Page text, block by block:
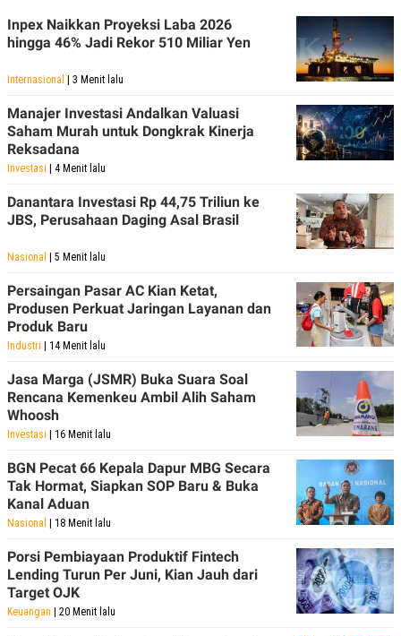
E
D
.
D
OF
USE
PEDOMAN
SIBER
POLICY
Inpex Naikkan Proyeksi Laba 2026
hingga 46% Jadi Rekor 510 Miliar Yen
Internasional | 3 Menit lalu
Manajer Investasi Andalkan Valuasi
Saham Murah untuk Dongkrak Kinerja
Reksadana
Investasi | 4 Menit lalu
Danantara Investasi Rp 44,75 Triliun ke
JBS, Perusahaan Daging Asal Brasil
Nasional | 5 Menit lalu
Persaingan Pasar AC Kian Ketat,
Produsen Perkuat Jaringan Layanan dan
Produk Baru
Industri | 14 Menit lalu
Jasa Marga (JSMR) Buka Suara Soal
Rencana Kemenkeu Ambil Alih Saham
Whoosh
Investasi | 16 Menit lalu
BGN Pecat 66 Kepala Dapur MBG Secara
Tak Hormat, Siapkan SOP Baru & Buka
Kanal Aduan
Nasional | 18 Menit lalu
Porsi Pembiayaan Produktif Fintech
Lending Turun Per Juni, Kian Jauh dari
Target OJK
Keuangan | 20 Menit lalu